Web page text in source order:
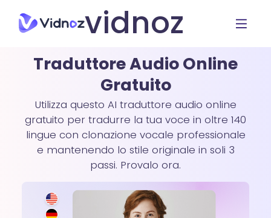
vidnoz
Traduttore Audio Online
Gratuito
Utilizza questo AI traduttore audio online
gratuito per tradurre la tua voce in oltre 140
lingue con clonazione vocale professionale
e mantenendo lo stile originale in soli 3
passi. Provalo ora.